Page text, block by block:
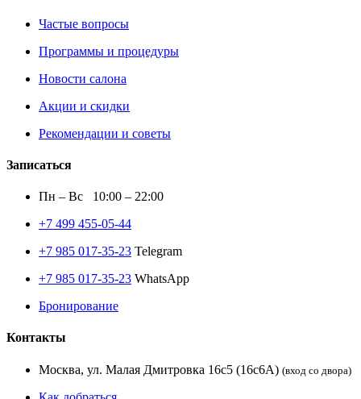
Частые вопросы
Программы и процедуры
Новости салона
Акции и скидки
Рекомендации и советы
Записаться
Пн – Вс 10:00 – 22:00
+7 499 455-05-44
+7 985 017-35-23 Telegram
+7 985 017-35-23 WhatsApp
Бронирование
Контакты
Москва, ул. Малая Дмитровка 16с5 (16с6А) (вход со двора)